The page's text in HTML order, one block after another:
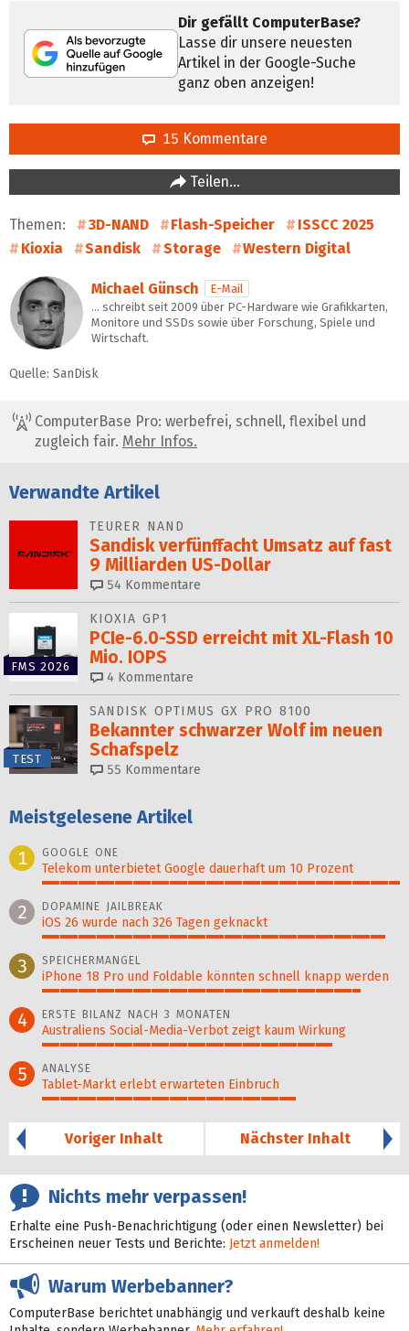
Dir gefällt ComputerBase?
Lasse dir unsere neuesten
Artikel in der Google-Suche
ganz oben anzeigen!
15 Kommentare
Teilen…
Themen: 3D-NAND Flash-Speicher
ISSCC 2025
Kioxia
Sandisk Storage Western Digital
Michael Günsch
E-Mail
… schreibt seit 2009 über PC-Hardware wie Grafikkarten,
Monitore und SSDs sowie über Forschung, Spiele und
Wirtschaft.
Quelle: SanDisk
ComputerBase Pro: werbefrei, schnell, flexibel und
zugleich fair. Mehr Infos.
Verwandte Artikel
TEURER NAND
Sandisk verfünffacht Umsatz auf fast
9 Milliarden US-Dollar
54 Kommentare
FMS 2026
KIOXIA GP1
PCIe-6.0-SSD erreicht mit XL-Flash 10
Mio. IOPS
4 Kommentare
TEST
SANDISK OPTIMUS GX PRO 8100
Bekannter schwarzer Wolf im neuen
Schafspelz
55 Kommentare
Meistgelesene Artikel
1
GOOGLE ONE
Telekom unterbietet Google dauerhaft um 10 Prozent
100%
2 DOPAMINE JAILBREAK
iOS 26 wurde nach 326 Tagen geknackt
96%
3 SPEICHERMANGEL
iPhone 18 Pro und Foldable könnten schnell knapp werden
89%
4 ERSTE BILANZ NACH 3 MONATEN
Australiens Social-Media-Verbot zeigt kaum Wirkung
81%
5 ANALYSE
Tablet-Markt erlebt erwarteten Einbruch
71%
Voriger Inhalt
Nächster Inhalt
Nichts mehr verpassen!
Erhalte eine Push-Benachrichtigung (oder einen Newsletter) bei
Erscheinen neuer Tests und Berichte: Jetzt anmelden!
Warum Werbebanner?
ComputerBase berichtet unabhängig und verkauft deshalb keine